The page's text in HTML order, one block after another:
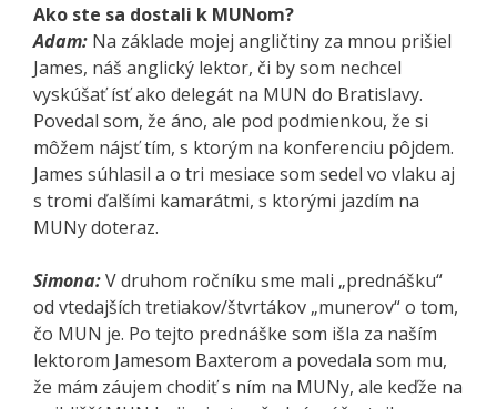
Ako ste sa dostali k MUNom?
Adam: Na základe mojej angličtiny za mnou prišiel
James, náš anglický lektor, či by som nechcel
vyskúšať ísť ako delegát na MUN do Bratislavy.
Povedal som, že áno, ale pod podmienkou, že si
môžem nájsť tím, s ktorým na konferenciu pôjdem.
James súhlasil a o tri mesiace som sedel vo vlaku aj
s tromi ďalšími kamarátmi, s ktorými jazdím na
MUNy doteraz.
Simona:V druhom ročníku sme mali „prednášku“
od vtedajších tretiakov/štvrtákov „munerov“ o tom,
čo MUN je. Po tejto prednáške som išla za naším
lektorom Jamesom Baxterom a povedala som mu,
že mám záujem chodiť s ním na MUNy, ale keďže na